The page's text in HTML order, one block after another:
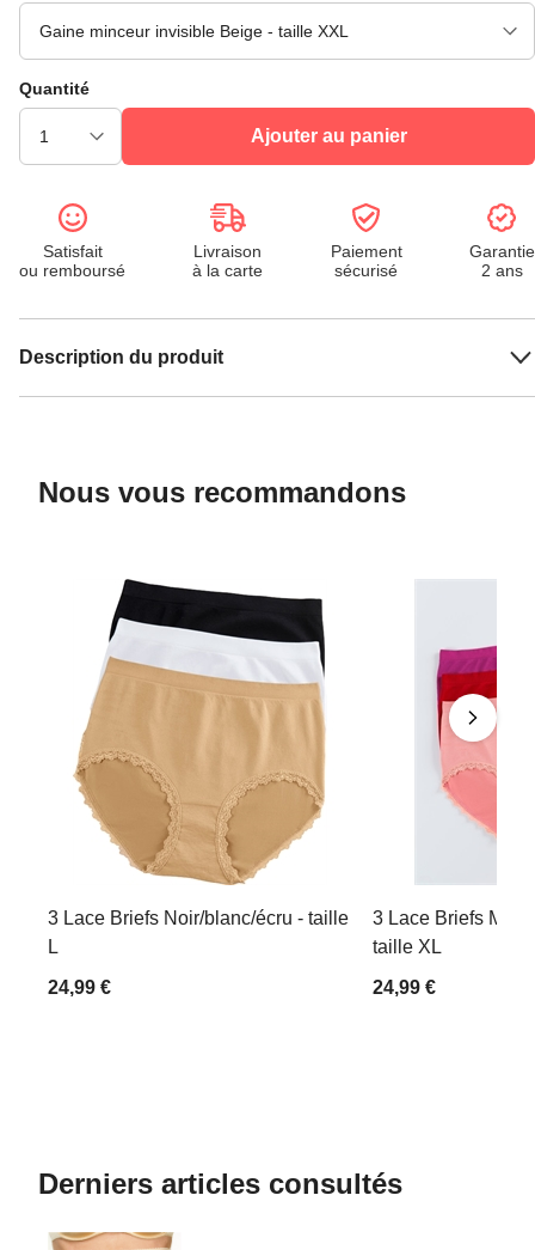
Quantité
Ajouter au panier
Satisfait
ou remboursé
Livraison
à la carte
Paiement
sécurisé
Garantie
2 ans
Description du produit
Nous vous recommandons
3 Lace Briefs Noir/blanc/écru - taille
L
24,99 €
3 Lace Briefs
taille XL
24,99 €
Derniers articles consultés